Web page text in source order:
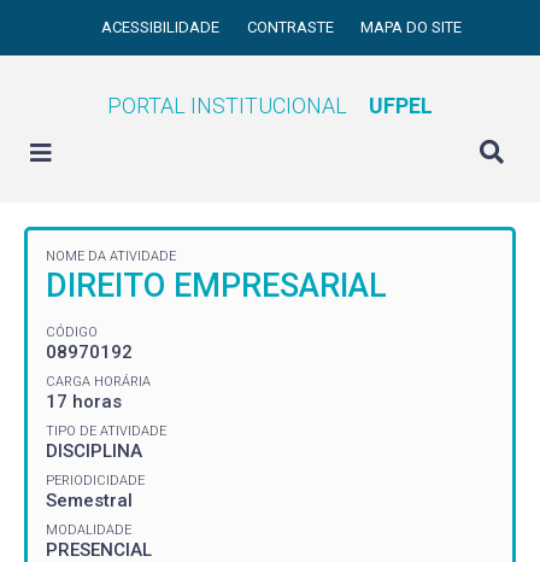
ACESSIBILIDADE CONTRASTE MAPA DO SITE
PORTAL INSTITUCIONAL UFPEL
NOME DA ATIVIDADE
DIREITO EMPRESARIAL
CÓDIGO
08970192
CARGA HORÁRIA
17 horas
TIPO DE ATIVIDADE
DISCIPLINA
PERIODICIDADE
Semestral
MODALIDADE
PRESENCIAL